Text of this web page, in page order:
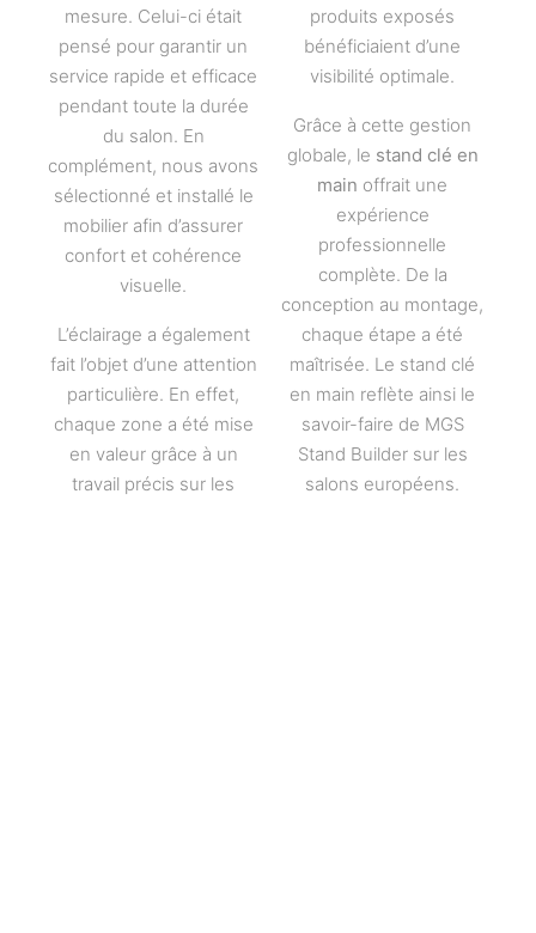
mesure. Celui-ci était
pensé pour garantir un
service rapide et efficace
pendant toute la durée
du salon. En
complément, nous avons
sélectionné et installé le
mobilier afin d’assurer
confort et cohérence
visuelle.
L’éclairage a également
fait l’objet d’une attention
particulière. En effet,
chaque zone a été mise
en valeur grâce à un
travail précis sur les
produits exposés
bénéficiaient d’une
visibilité optimale.
Grâce à cette gestion
globale, le stand clé en
main offrait une
expérience
professionnelle
complète. De la
conception au montage,
chaque étape a été
maîtrisée. Le stand clé
en main reflète ainsi le
savoir-faire de MGS
Stand Builder sur les
salons européens.